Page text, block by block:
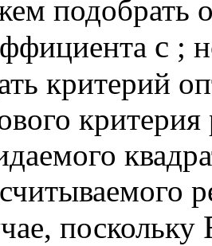
подобрать
с ;
критерий
поскольку